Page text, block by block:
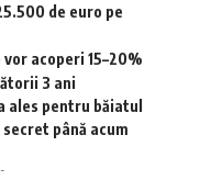
de euro pe
acoperi 15–20%
3 ani
ales pentru băiatul
până acum